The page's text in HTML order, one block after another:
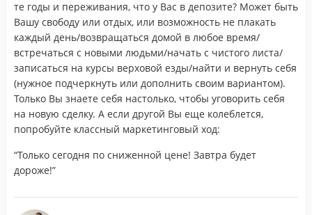
те годы и переживания, что у Вас в депозите? Может быть
Вашу свободу или отдых, или возможность не плакать
каждый день/возвращаться домой в любое время/
встречаться с новыми людьми/начать с чистого листа/
записаться на курсы верховой езды/найти и вернуть себя
(нужное подчеркнуть или дополнить своим вариантом).
Только Вы знаете себя настолько, чтобы уговорить себя
на новую сделку. А если другой Вы еще колеблется,
попробуйте классный маркетинговый ход:
“Только сегодня по сниженной цене! Завтра будет
дороже!”